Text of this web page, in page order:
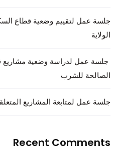
جلسة عمل لتقييم وضعية قطاع
الولاية
جلسة عمل لدراسة وضعية مشاريع
الصالحة للشرب
جلسة عمل لمتابعة المشاريع
Recent Comments